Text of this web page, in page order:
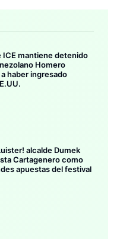
ICE mantiene detenido
Homero
haber ingresado
alcalde Dumek
Cartagenero como
apuestas del festival